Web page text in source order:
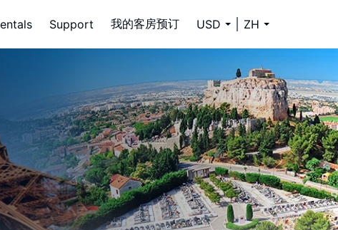
Support 我的客房预订 USD ZH